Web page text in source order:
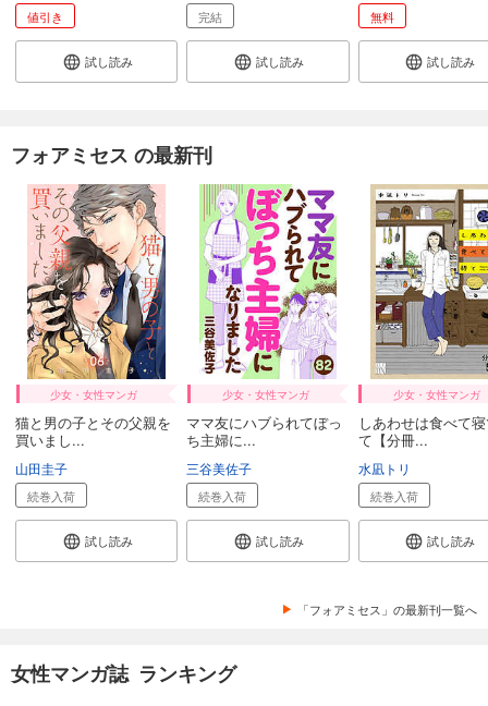
値引き
試し読み
完結
試し読み
無料
試し読み
フォアミセス の最新刊
少女・女性マンガ
猫と男の子とその父親を
買いまし...
山田圭子
続巻入荷
試し読み
少女・女性マンガ
ママ友にハブられてぼっ
ち主婦に...
三谷美佐子
続巻入荷
試し読み
少女・女性マンガ
しあわせは食べて
て【分冊...
水凪トリ
続巻入荷
試し読み
「フォアミセス」の最新刊一覧へ
女性マンガ誌 ランキング